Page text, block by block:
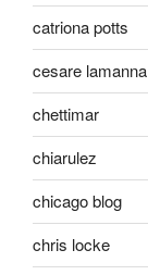
catriona potts
cesare lamanna
chettimar
chiarulez
chicago blog
chris locke